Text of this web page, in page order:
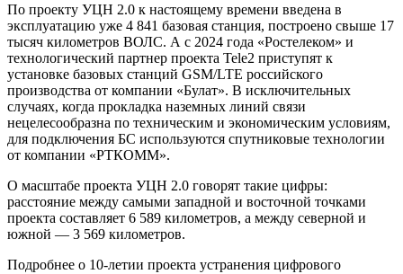
По проекту УЦН 2.0 к настоящему времени введена в
эксплуатацию уже 4 841 базовая станция, построено свыше 17
тысяч километров ВОЛС. А с 2024 года «Ростелеком» и
технологический партнер проекта Tele2 приступят к
установке базовых станций GSM/LTE российского
производства от компании «Булат». В исключительных
случаях, когда прокладка наземных линий связи
нецелесообразна по техническим и экономическим условиям,
для подключения БС используются спутниковые технологии
от компании «РТКОММ».
О масштабе проекта УЦН 2.0 говорят такие цифры:
расстояние между самыми западной и восточной точками
проекта составляет 6 589 километров, а между северной и
южной — 3 569 километров.
Подробнее о 10-летии проекта устранения цифрового